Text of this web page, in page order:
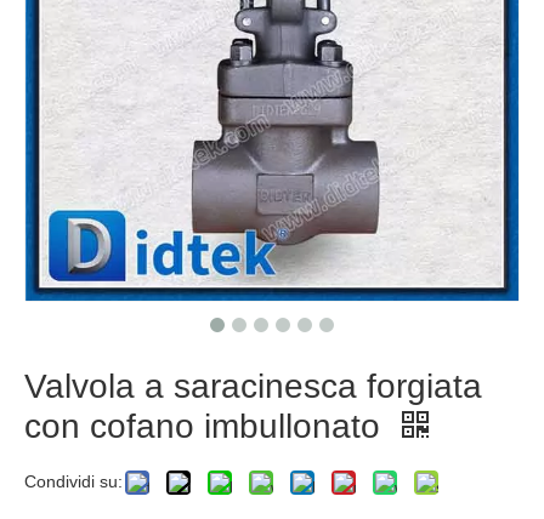
Valvola a saracinesca forgiata
con cofano imbullonato
Condividi su: